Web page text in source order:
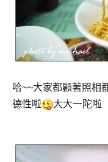
哈~~大家都顧著照相
德性啦
大大一陀啦